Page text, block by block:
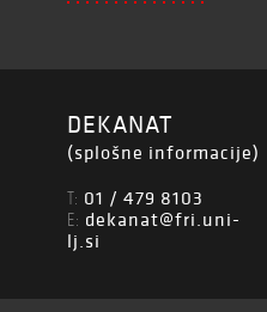
DEKANAT
(splošne informacije)
T: 01 / 479 8103
E: dekanat@fri.uni-
lj.si